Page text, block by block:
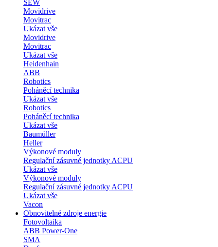
SEW
Movidrive
Movitrac
Ukázat vše
Movidrive
Movitrac
Ukázat vše
Heidenhain
ABB
Robotics
Poháněcí technika
Ukázat vše
Robotics
Poháněcí technika
Ukázat vše
Baumüller
Heller
Výkonové moduly
Regulační zásuvné jednotky ACPU
Ukázat vše
Výkonové moduly
Regulační zásuvné jednotky ACPU
Ukázat vše
Vacon
Obnovitelné zdroje energie
Fotovoltaika
ABB Power-One
SMA